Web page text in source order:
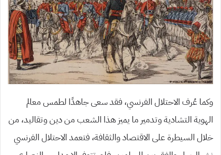
وكما عُرف الاحتلال الفرنسي، فقد سعى جاهدًا لطمس معالم
الهوية التشادية وتدمير ما يميز هذا الشعب من دين وتقاليد، من
خلال السيطرة على الاقتصاد والثقافة، فتعمد الاحتلال الفرنسي